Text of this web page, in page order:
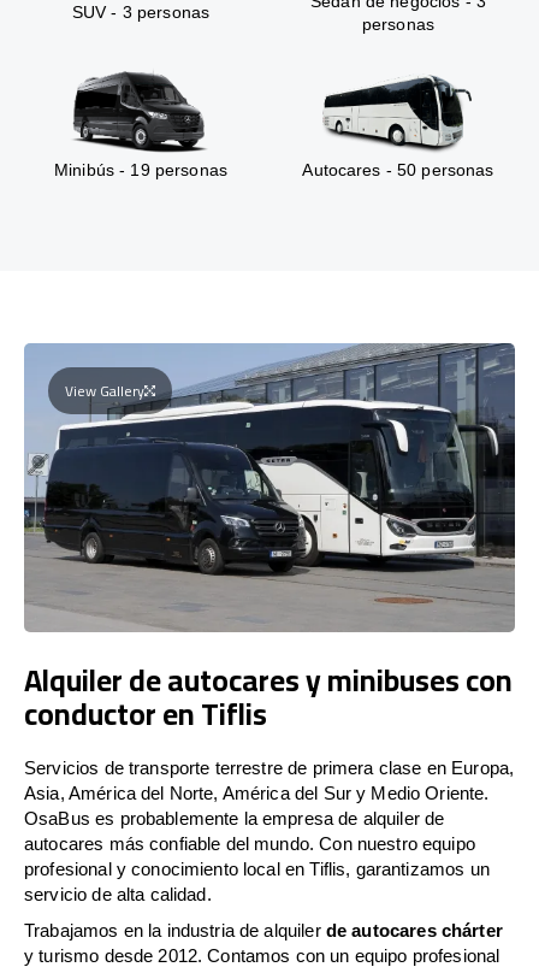
SUV - 3 personas
personas
Minibús - 19 personas Autocares - 50 personas
View Gallery
Alquiler de autocares y minibuses con
conductor en Tiflis
Servicios de transporte terrestre de primera clase en Europa,
Asia, América del Norte, América del Sur y Medio Oriente.
OsaBus es probablemente la empresa de alquiler de
autocares más confiable del mundo. Con nuestro equipo
profesional y conocimiento local en Tiflis, garantizamos un
servicio de alta calidad.
Trabajamos en la industria de alquiler de autocares chárter
y turismo desde 2012. Contamos con un equipo profesional